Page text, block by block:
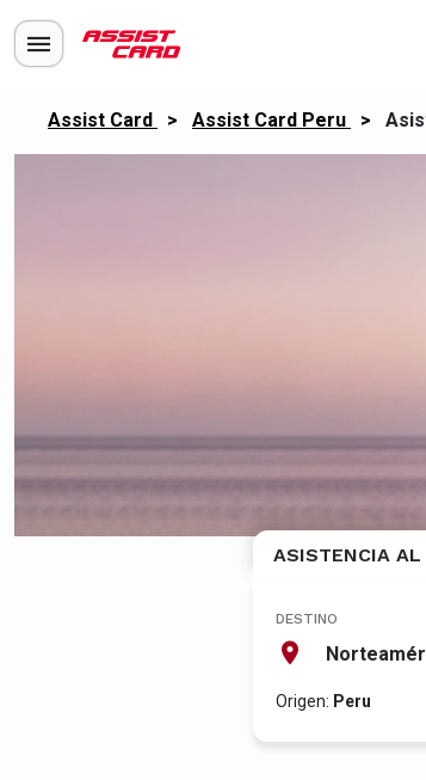
Assist Card > Assist Card Peru >
ASISTENCIA AL
DESTINO
Origen: Peru